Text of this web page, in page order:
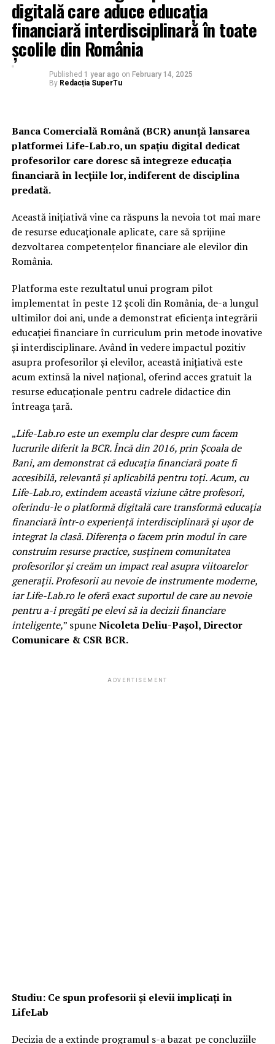
digitală care aduce educația
financiară interdisciplinară în toate
școlile din România
Published 1 year ago on February 14, 2025
By Redacția SuperTu
Banca Comercială Română (BCR) anunță lansarea
platformei Life-Lab.ro, un spațiu digital dedicat
profesorilor care doresc să integreze educația
financiară în lecțiile lor, indiferent de disciplina
predată.
Această inițiativă vine ca răspuns la nevoia tot mai mare
de resurse educaționale aplicate, care să sprijine
dezvoltarea competențelor financiare ale elevilor din
România.
Platforma este rezultatul unui program pilot
implementat în peste 12 școli din România, de-a lungul
ultimilor doi ani, unde a demonstrat eficiența integrării
educației financiare în curriculum prin metode inovative
și interdisciplinare. Având în vedere impactul pozitiv
asupra profesorilor și elevilor, această inițiativă este
acum extinsă la nivel național, oferind acces gratuit la
resurse educaționale pentru cadrele didactice din
întreaga țară.
„Life-Lab.ro este un exemplu clar despre cum facem
lucrurile diferit la BCR. Încă din 2016, prin Școala de
Bani, am demonstrat că educația financiară poate fi
accesibilă, relevantă și aplicabilă pentru toți. Acum, cu
Life-Lab.ro, extindem această viziune către profesori,
oferindu-le o platformă digitală care transformă educația
financiară într-o experiență interdisciplinară și ușor de
integrat la clasă. Diferența o facem prin modul în care
construim resurse practice, susținem comunitatea
profesorilor și creăm un impact real asupra viitoarelor
generații. Profesorii au nevoie de instrumente moderne,
iar Life-Lab.ro le oferă exact suportul de care au nevoie
pentru a-i pregăti pe elevi să ia decizii financiare
inteligente,” spuneNicoleta Deliu-Pașol, Director
Comunicare & CSR BCR.
ADVERTISEMENT
Studiu: Ce spun profesorii și elevii implicați în
LifeLab
Decizia de a extinde programul s-a bazat pe concluziile